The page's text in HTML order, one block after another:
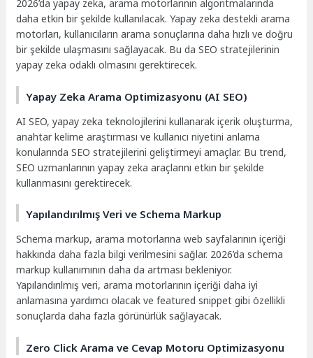
2026’da yapay zeka, arama motorlarının algoritmalarında
daha etkin bir şekilde kullanılacak. Yapay zeka destekli arama
motorları, kullanıcıların arama sonuçlarına daha hızlı ve doğru
bir şekilde ulaşmasını sağlayacak. Bu da SEO stratejilerinin
yapay zeka odaklı olmasını gerektirecek.
Yapay Zeka Arama Optimizasyonu (AI SEO)
AI SEO, yapay zeka teknolojilerini kullanarak içerik oluşturma,
anahtar kelime araştırması ve kullanıcı niyetini anlama
konularında SEO stratejilerini geliştirmeyi amaçlar. Bu trend,
SEO uzmanlarının yapay zeka araçlarını etkin bir şekilde
kullanmasını gerektirecek.
Yapılandırılmış Veri ve Schema Markup
Schema markup, arama motorlarına web sayfalarının içeriği
hakkında daha fazla bilgi verilmesini sağlar. 2026’da schema
markup kullanımının daha da artması bekleniyor.
Yapılandırılmış veri, arama motorlarının içeriği daha iyi
anlamasına yardımcı olacak ve featured snippet gibi özellikli
sonuçlarda daha fazla görünürlük sağlayacak.
Zero Click Arama ve Cevap Motoru Optimizasyonu